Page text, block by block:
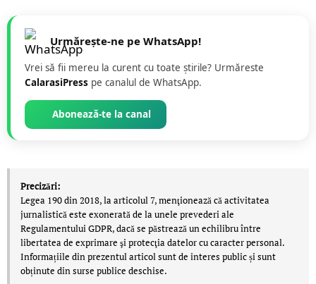
Urmărește-ne pe WhatsApp!
Vrei să fii mereu la curent cu toate știrile? Urmăreste
CalarasiPress pe canalul de WhatsApp.
Abonează-te la canal
Precizări:
Legea 190 din 2018, la articolul 7, menţionează că activitatea
jurnalistică este exonerată de la unele prevederi ale
Regulamentului GDPR, dacă se păstrează un echilibru între
libertatea de exprimare şi protecţia datelor cu caracter personal.
Informațiile din prezentul articol sunt de interes public și sunt
obținute din surse publice deschise.